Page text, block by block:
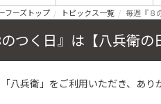
フーズトップ トピックス一覧 毎週『８
つく日』は【八兵衛
八兵衛」をご利用いただき、あり